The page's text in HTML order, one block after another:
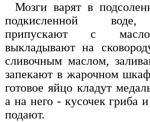
Мозги варят в
подкисленной воде,
припускают с
выкладывают на
сливочным маслом,
запекают в жарочном
готовое яйцо кладут
а на него - кусочек гриба
подают.